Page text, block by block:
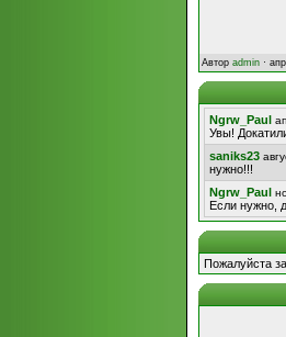
Автор admin ·
Ngrw_Paul
Увы!
saniks23
нужно!!!
Ngrw_Paul
Если нужно,
Пожалуйста